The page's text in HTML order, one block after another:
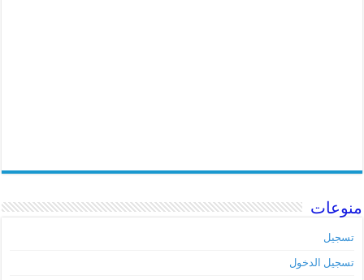
تسجيل
تسجيل الدخول